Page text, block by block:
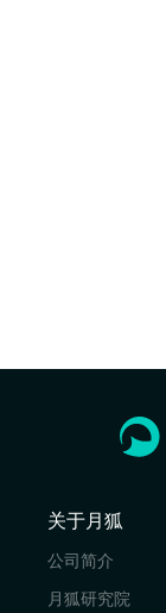
关于月狐
公司简介
月狐研究院